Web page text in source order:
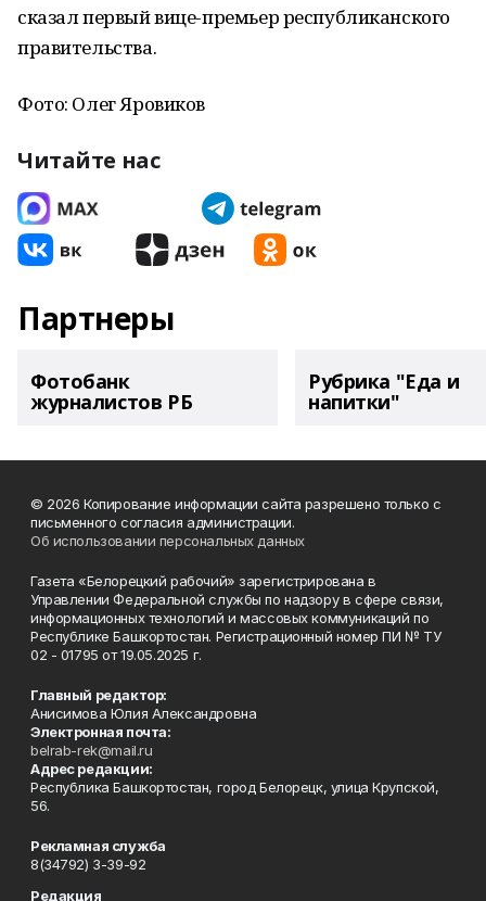
сказал первый вице-премьер республиканского
правительства.
Фото: Олег Яровиков
Читайте нас
Партнеры
Фотобанк
журналистов РБ
Рубрика "Еда и
напитки"
© 2026 Копирование информации сайта разрешено только с
письменного согласия администрации.
Об использовании персональных данных
Газета «Белорецкий рабочий» зарегистрирована в
Управлении Федеральной службы по надзору в сфере связи,
информационных технологий и массовых коммуникаций по
Республике Башкортостан. Регистрационный номер ПИ № ТУ
02 - 01795 от 19.05.2025 г.
Главный редактор:
Анисимова Юлия Александровна
Электронная почта:
belrab-rek@mail.ru
Адрес редакции:
Республика Башкортостан, город Белорецк, улица Крупской,
56.
Рекламная служба
8(34792) 3-39-92
Редакция